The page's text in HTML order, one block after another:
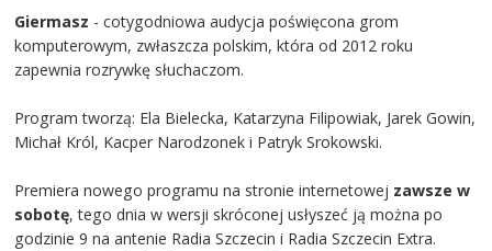
Giermasz - cotygodniowa audycja poświęcona grom
komputerowym, zwłaszcza polskim, która od 2012 roku
zapewnia rozrywkę słuchaczom.
Program tworzą: Ela Bielecka, Katarzyna Filipowiak, Jarek Gowin,
Michał Król, Kacper Narodzonek i Patryk Srokowski.
Premiera nowego programu na stronie internetowej zawsze w
sobotę, tego dnia w wersji skróconej usłyszeć ją można po
godzinie 9 na antenie Radia Szczecin i Radia Szczecin Extra.